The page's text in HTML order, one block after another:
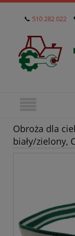
📞 510 282 022
Obroża dla
biały/zielony,